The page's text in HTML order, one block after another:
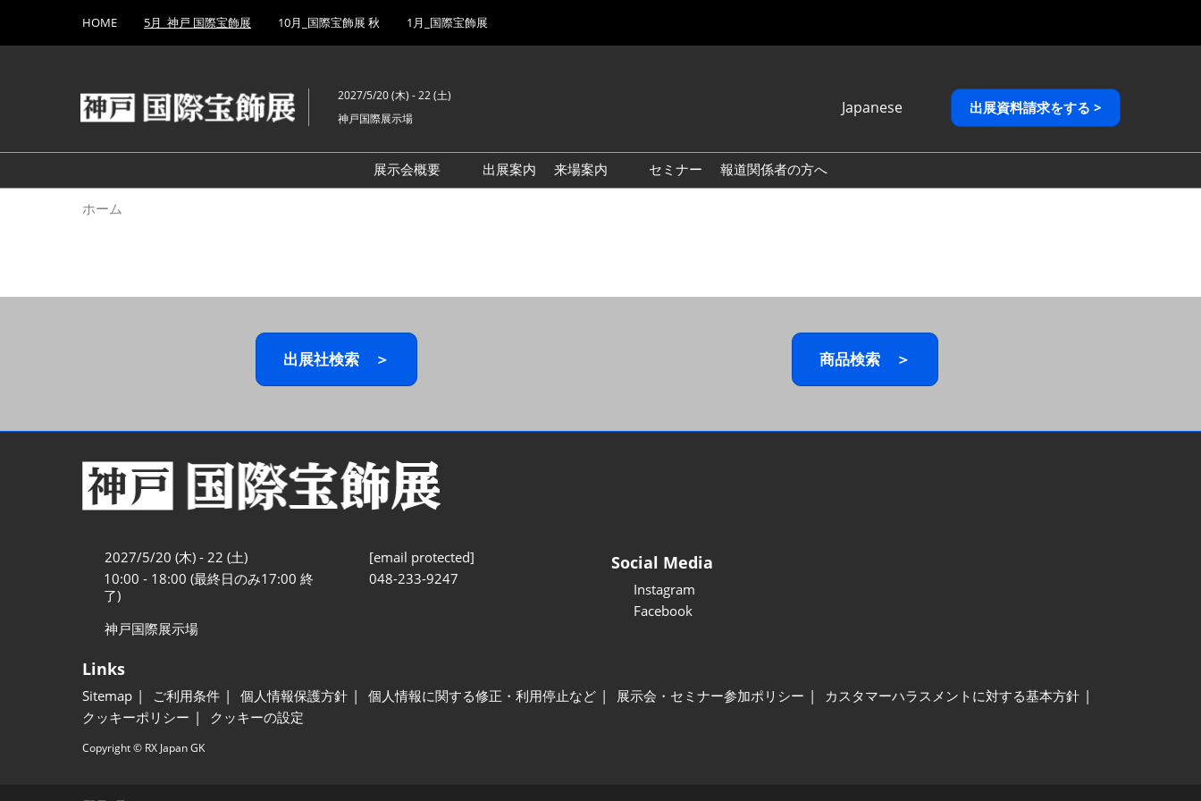
キ
し
て
to
HOME 5月_神戸 国際宝飾展 10月_国際宝飾展 秋 1月_国際宝飾展
2027/5/20 (木) - 22 (土)
神戸国際展示場
Japanese
English
繁體中文
出展資料請求をする >
展示会概要
出展案内
来場案内
セミナー 報道関係者の方へ
ホーム
出展社検索 ＞ 商品検索 ＞
2027/5/20 (木) - 22 (土)
10:00 - 18:00 (最終日のみ17:00 終
了)
神戸国際展示場
[email protected]
048-233-9247
Social Media
Instagram
Facebook
Links
Sitemap ご利用条件 個人情報保護方針 個人情報に関する修正・利用停止など 展示会・セミナー参加ポリシー
カスタマーハラスメントに対する基本方針
クッキーポリシー
クッキーの設定
Copyright © RX Japan GK